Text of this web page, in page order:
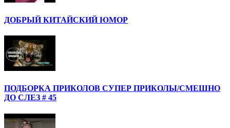
ДОБРЫЙ КИТАЙСКИЙ ЮМОР
ПОДБОРКА ПРИКОЛОВ СУПЕР ПРИКОЛЫ/СМЕШНО
ДО СЛЕЗ # 45